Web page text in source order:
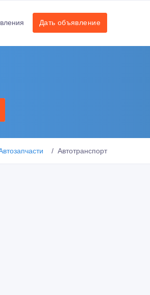
Дать объявление
Автотранспорт